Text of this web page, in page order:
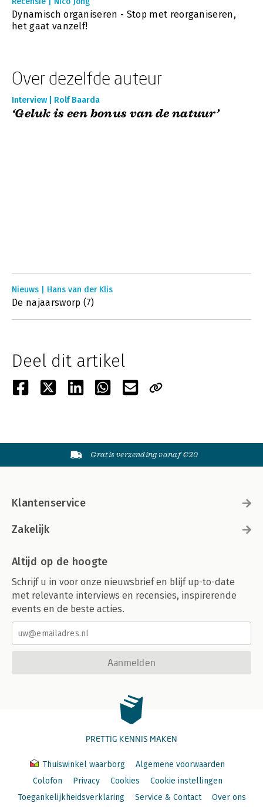
Dynamisch organiseren - Stop met reorganiseren,
het gaat vanzelf!
Over dezelfde auteur
Interview | Rolf Baarda
‘Geluk is een bonus van de natuur’
Nieuws | Hans van der Klis
De najaarsworp (7)
Deel dit artikel
Gratis verzending vanaf €20
Klantenservice
Zakelijk
Altijd op de hoogte
Schrijf u in voor onze nieuwsbrief en blijf up-to-date
met relevante interviews en recensies, inspirerende
events en de beste acties.
Aanmelden
PRETTIG KENNIS MAKEN
Thuiswinkel waarborg
Algemene voorwaarden
Colofon
Privacy Cookies
Cookie instellingen
Toegankelijkheidsverklaring
Service & Contact Over ons